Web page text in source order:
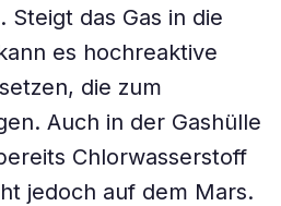
Steigt das Gas in die
es hochreaktive
die zum
Auch in der Gashülle
Chlorwasserstoff
jedoch auf dem Mars.